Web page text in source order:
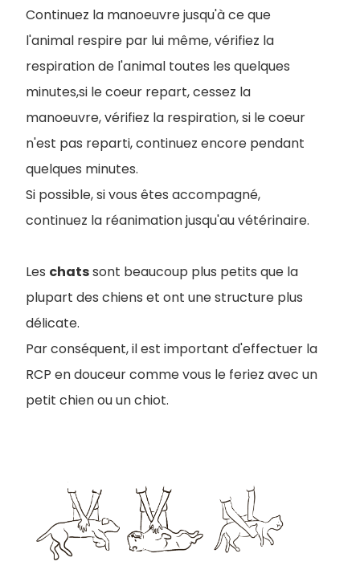
Continuez la manoeuvre jusqu'à ce que
l'animal respire par lui même, vérifiez la
respiration de l'animal toutes les quelques
minutes,si le coeur repart, cessez la
manoeuvre, vérifiez la respiration, si le coeur
n'est pas reparti, continuez encore pendant
quelques minutes.
Si possible, si vous êtes accompagné,
continuez la réanimation jusqu'au vétérinaire.
Les chatssont beaucoup plus petits que la
plupart des chiens et ont une structure plus
délicate.
Par conséquent, il est important d'effectuer la
RCP en douceur comme vous le feriez avec un
petit chien ou un chiot.